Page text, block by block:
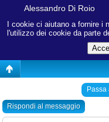
I cookie ci aiutano a fornire
l'utilizzo dei cookie da parte
Alessandro Di Roio
Rispondi al messaggio